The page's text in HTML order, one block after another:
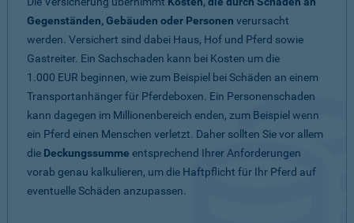
Gegenständen, Gebäuden oder Personen verursacht
werden. Versichert sind dabei Haus, Hof und Pferd sowie
Gastreiter. Ein Sachschaden kann bei Kosten um die
1.000 EUR beginnen, wie zum Beispiel bei Schäden an einem
Transportanhänger für Pferdeboxen. Ein Personenschaden
kann dagegen im Millionenbereich enden, zum Beispiel wenn
ein Pferd einen Menschen verletzt. Daher sollten Sie vor allem
die Deckungssumme entsprechend Ihrer Anforderungen
vorab genau kalkulieren, um die Haftpflicht für Ihr Pferd auf
eventuelle Schäden anzupassen.